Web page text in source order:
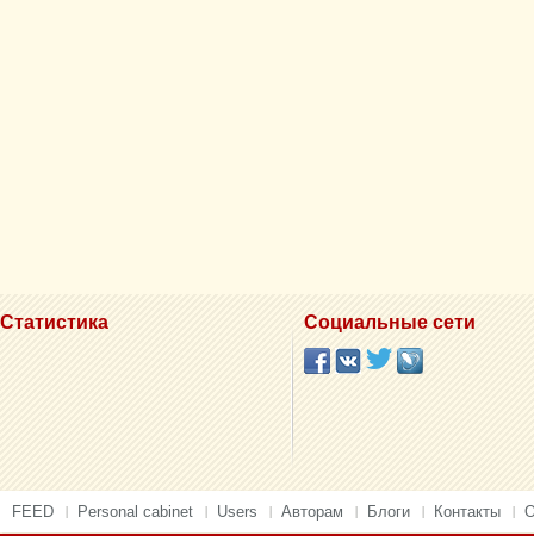
Статистика Социальные сети
FEED Personal cabinet Users Авторам Блоги Контакты